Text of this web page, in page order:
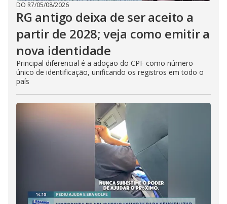
DO R7/05/08/2026
RG antigo deixa de ser aceito a
partir de 2028; veja como emitir a
nova identidade
Principal diferencial é a adoção do CPF como número
único de identificação, unificando os registros em todo o
país